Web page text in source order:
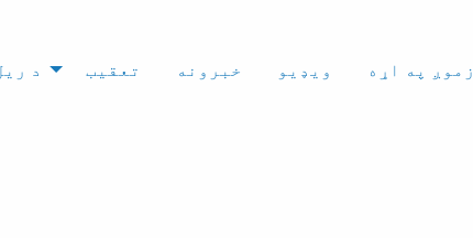
د تعقیب خبرونه ویډیو زموږ په اړه